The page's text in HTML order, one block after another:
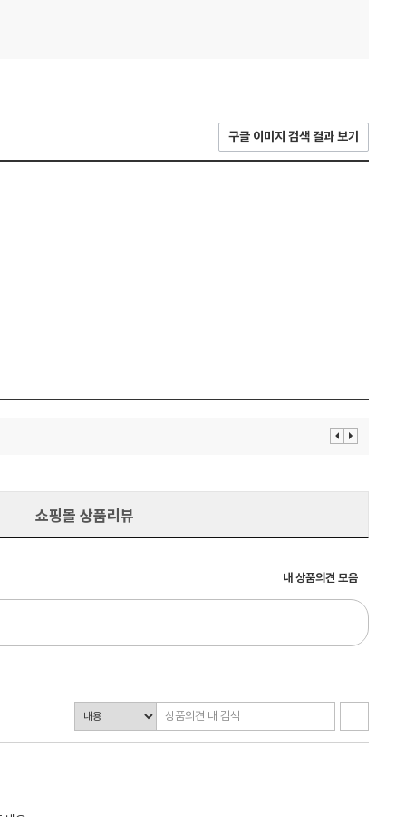
구글 이미지 검색 결과 보기
이 다
쇼핑몰 상품리뷰
내 상품의견 모음